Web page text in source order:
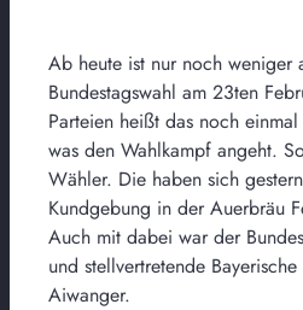
Ab heute ist nur noch weniger
Bundestagswahl am 23ten
Parteien heißt das noch
was den Wahlkampf angeht.
Wähler. Die haben sich
Kundgebung in der Auerbräu
Auch mit dabei war der
und stellvertretende
Aiwanger.